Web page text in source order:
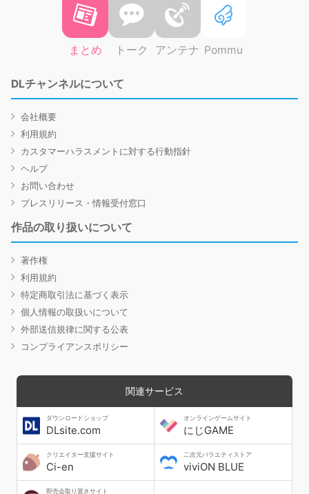
まとめ トーク アンテナ Pommu
DLチャンネルについて
会社概要
利用規約
カスタマーハラスメントに対する行動指針
ヘルプ
お問い合わせ
プレスリリース・情報受付窓口
作品の取り扱いについて
著作権
利用規約
特定商取引法に基づく表示
個人情報の取扱いについて
外部送信規律に関する公表
コンプライアンスポリシー
関連サービス
ダウンロードショップ
DLsite.com
オンラインゲームサイト
にじGAME
クリエイター支援サイト
Ci-en
二次元バラエティストア
viviON BLUE
即売会取り置きサイト